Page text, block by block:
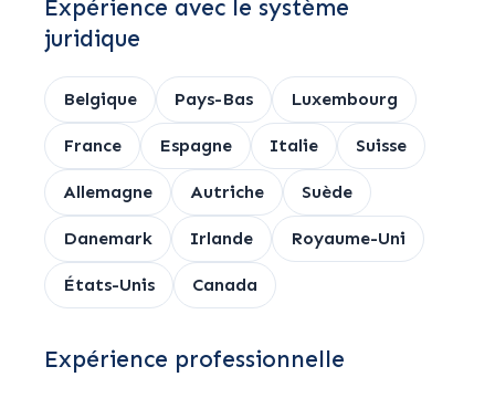
Expérience avec le système
juridique
Belgique Pays-Bas Luxembourg
France Espagne Italie Suisse
Allemagne Autriche Suède
Danemark Irlande Royaume-Uni
États-Unis Canada
Expérience professionnelle